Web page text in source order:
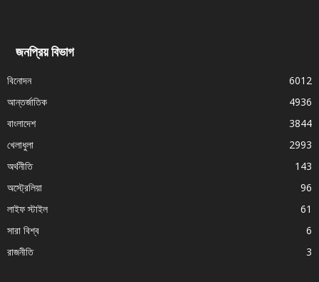
জনপ্রিয় বিভাগ
বিনোদন
6012
আন্তর্জাতিক
4936
বাংলাদেশ
3844
খেলাধুলা
2993
অর্থনীতি
143
অস্ট্রেলিয়া
96
লাইফ স্টাইল
61
সারা বিশ্ব
6
রাজনীতি
3